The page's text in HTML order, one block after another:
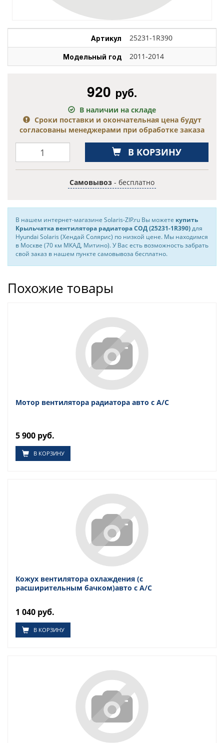
Артикул 25231-1R390
Модельный год 2011-2014
920 руб.
В наличии на складе
Сроки поставки и окончательная цена будут
согласованы менеджерами при обработке заказа
В КОРЗИНУ
Самовывоз - бесплатно
В нашем интернет-магазине Solaris-ZIP.ru Вы можете купить
Крыльчатка вентилятора радиатора СОД (25231-1R390)для
Hyundai Solaris (Хендай Солярис) по низкой цене. Мы находимся
в Москве (70 км МКАД, Митино). У Вас есть возможность забрать
свой заказ в нашем пункте самовывоза бесплатно.
Похожие товары
Мотор вентилятора радиатора авто с А/С
5 900 руб.
В КОРЗИНУ
Кожух вентилятора охлаждения (с
расширительным бачком)авто с A/C
1 040 руб.
В КОРЗИНУ